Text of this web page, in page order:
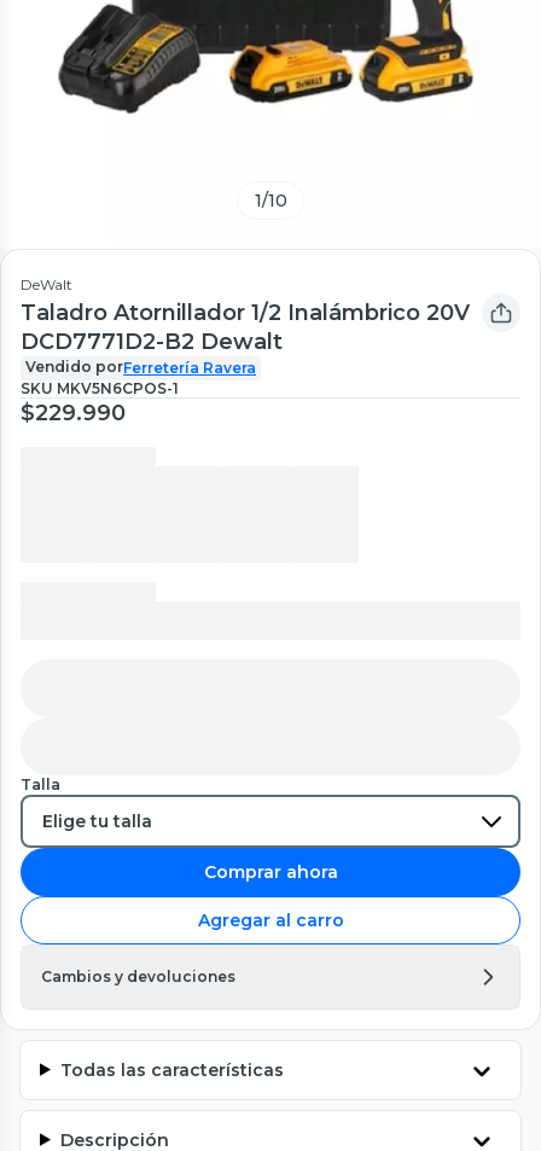
1/10
DeWalt
Taladro Atornillador 1/2 Inalámbrico 20V
DCD7771D2-B2 Dewalt
Vendido porFerretería Ravera
SKU MKV5N6CPOS-1
$229.990
Talla
Comprar ahora
Agregar al carro
Cambios y devoluciones
Todas las características
Descripción